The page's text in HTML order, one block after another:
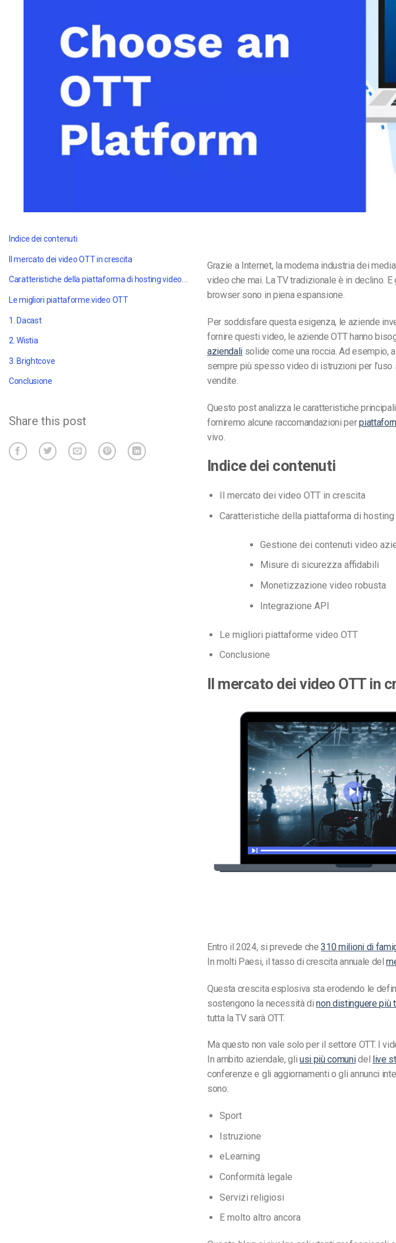
Privacy e Sicurezza
Indice dei contenuti
Il mercato dei video OTT in crescita
Caratteristiche della piattaforma di hosting video professionale
Le migliori piattaforme video OTT
1. Dacast
2. Wistia
3. Brightcove
Conclusione
Share this post
Grazie a Internet, la moderna industria dei
video che mai. La TV tradizionale è in declino.
browser sono in piena espansione.
Per soddisfare questa esigenza, le aziende
fornire questi video, le aziende OTT hanno
aziendali solide come una roccia. Ad esempio,
sempre più spesso video di istruzioni per
vendite.
Questo post analizza le caratteristiche
forniremo alcune raccomandazioni per
vivo.
Indice dei contenuti
Il mercato dei video OTT in crescita
Caratteristiche della piattaforma di
Gestione dei contenuti video
Misure di sicurezza affidabili
Monetizzazione video robusta
Integrazione API
Le migliori piattaforme video OTT
Conclusione
Il mercato dei video OTT in
Entro il 2024, si prevede che310 milioni di
In molti Paesi, il tasso di crescita annuale del
Questa crescita esplosiva sta erodendo le
sostengono la necessità dinon distinguere più
tutta la TV sarà OTT.
Ma questo non vale solo per il settore OTT. I
In ambito aziendale, gli usi più comunidel live
conferenze e gli aggiornamenti o gli annunci
sono:
Sport
Istruzione
eLearning
Conformità legale
Servizi religiosi
E molto altro ancora